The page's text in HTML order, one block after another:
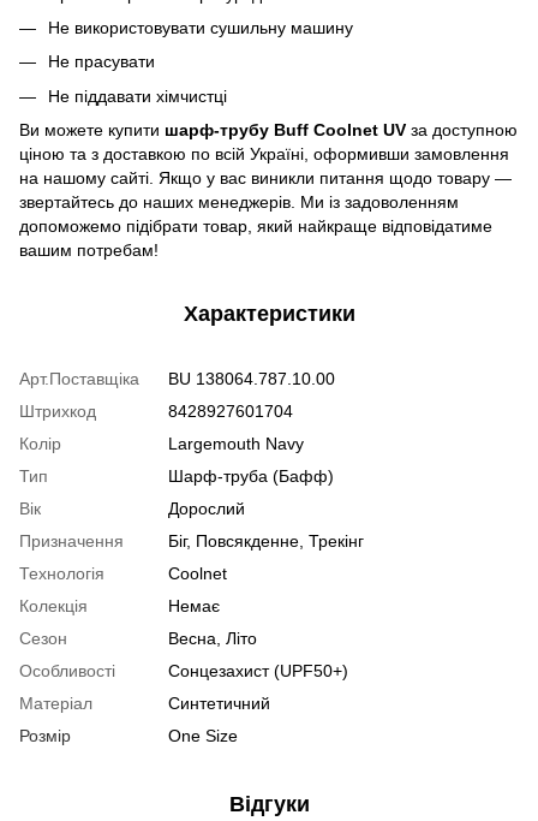
Не використовувати сушильну машину
Не прасувати
Не піддавати хімчистці
Ви можете купити шарф-трубу Buff Coolnet UV за доступною
ціною та з доставкою по всій Україні, оформивши замовлення
на нашому сайті. Якщо у вас виникли питання щодо товару —
звертайтесь до наших менеджерів. Ми із задоволенням
допоможемо підібрати товар, який найкраще відповідатиме
вашим потребам!
Характеристики
Арт.Поставщіка
BU 138064.787.10.00
Штрихкод
8428927601704
Колір
Largemouth Navy
Тип
Шарф-труба (Бафф)
Вік
Дорослий
Призначення
Біг, Повсякденне, Трекінг
Технологія
Coolnet
Колекція
Немає
Сезон
Весна, Літо
Особливості
Сонцезахист (UPF50+)
Матеріал
Синтетичний
Розмір
One Size
Відгуки